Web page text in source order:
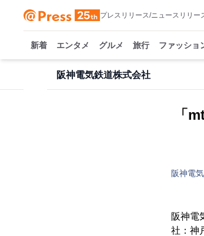
プレスリリース/ニュースリリ
新着 エンタメ グルメ 旅行 ファッショ
阪神電気鉄道株式会社
「
阪神電
阪神電
社：神